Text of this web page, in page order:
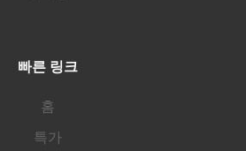
빠른 링크
홈
특가